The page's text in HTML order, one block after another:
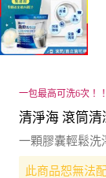
一包最高可洗6次！
清淨海 滾筒
一顆膠囊輕鬆洗
此商品恕無法